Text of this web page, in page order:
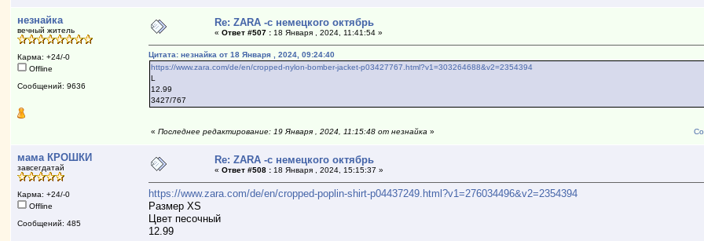
незнайка
вечный житель
Карма: +24/-0
Offline
Сообщений: 9636
Re: ZARA -с немецкого октябрь
«Ответ #507 : 18 Января , 2024, 11:41:54 »
Цитата: незнайка от 18 Января , 2024, 09:24:40
https://www.zara.com/de/en/cropped-nylon-bomber-jacket-p03427767.html?v1=303264688&v2=2354394
L
12.99
3427/767
«Последнее редактирование: 19 Января , 2024, 11:15:48 от незнайка »
мама КРОШКИ
завсегдатай
Карма: +24/-0
Offline
Сообщений: 485
Re: ZARA -с немецкого октябрь
«Ответ #508 : 18 Января , 2024, 15:15:37 »
https://www.zara.com/de/en/cropped-poplin-shirt-p04437249.html?v1=276034496&v2=2354394
Размер XS
Цвет песочный
12.99